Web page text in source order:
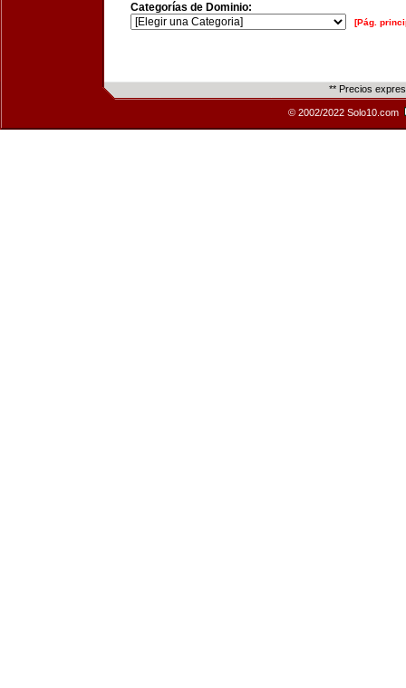
Categorías de Dominio:
[Pág.
** Precios
© 2002/2022 Solo10.com